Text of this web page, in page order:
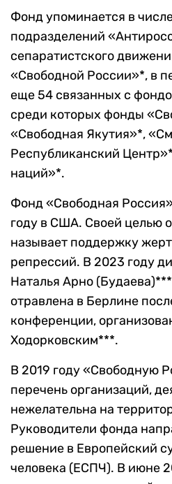
Фонд упоминается в
подразделений
сепаратистского
«Свободной России»*, в
еще 54 связанных с
среди которых фонды
«Свободная Якутия»*,
Республиканский
наций»*.
Фонд «Свободная
году в США. Своей целью
называет поддержку
репрессий. В 2023 году
Наталья Арно (Будаева)***
отравлена в Берлине
конференции,
Ходорковским***.
В 2019 году «Свободную
перечень организаций,
нежелательна на
Руководители фонда
решение в Европейский
человека (ЕСПЧ). В июне